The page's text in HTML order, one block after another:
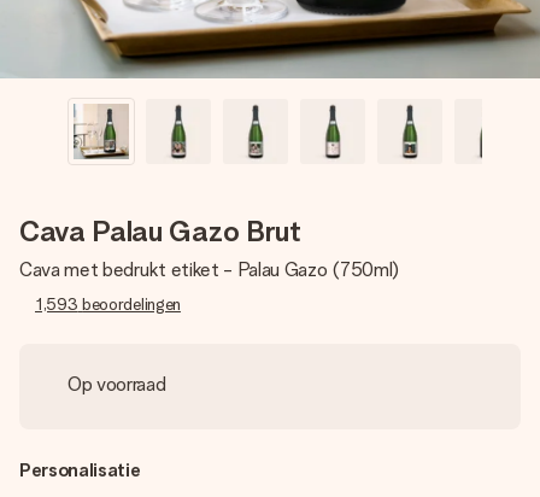
Cava Palau Gazo Brut
Cava met bedrukt etiket - Palau Gazo (750ml)
1,593 beoordelingen
Op voorraad
Personalisatie